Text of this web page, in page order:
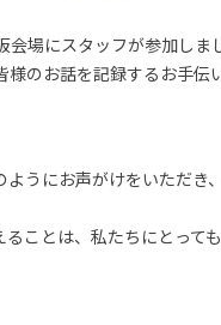
場にスタッフが参加しま
のお話を記録するお手伝
うにお声がけをいただき
ことは、私たちにとって